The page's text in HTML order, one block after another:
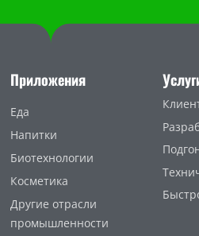
Приложения
Еда
Напитки
Биотехнологии
Косметика
Другие отрасли
промышленности